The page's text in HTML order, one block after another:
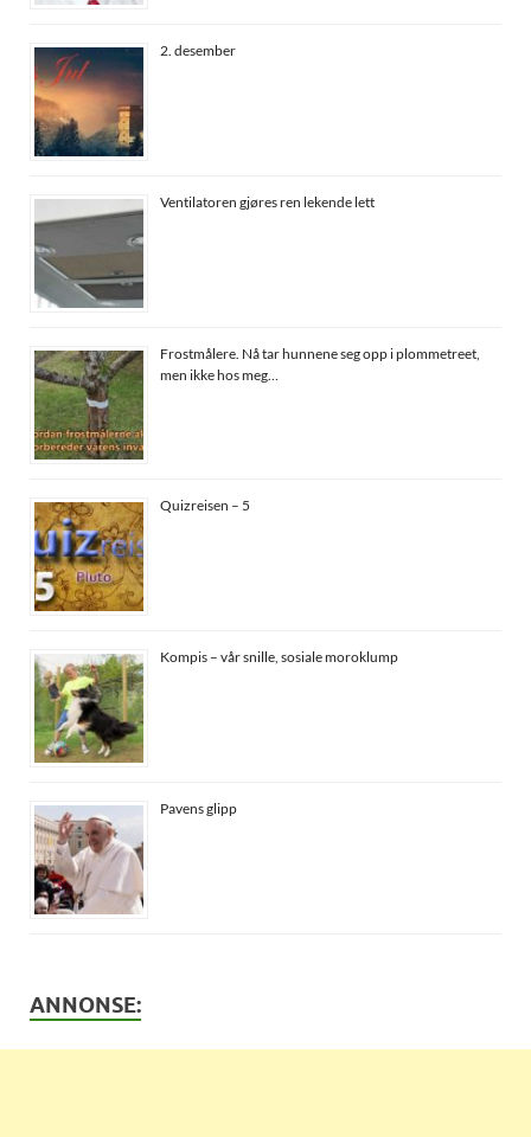
2. desember
Ventilatoren gjøres ren lekende lett
Frostmålere. Nå tar hunnene seg opp i plommetreet,
men ikke hos meg…
Quizreisen – 5
Kompis – vår snille, sosiale moroklump
Pavens glipp
ANNONSE: